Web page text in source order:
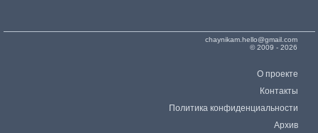
chaynikam.hello@gmail.com
© 2009 - 2026
О проекте
Контакты
Политика конфиденциальности
Архив